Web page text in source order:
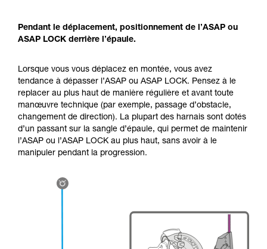
Pendant le déplacement, positionnement de l’ASAP ou
ASAP LOCK derrière l’épaule.
Lorsque vous vous déplacez en montée, vous avez
tendance à dépasser l’ASAP ou ASAP LOCK. Pensez à le
replacer au plus haut de manière régulière et avant toute
manœuvre technique (par exemple, passage d’obstacle,
changement de direction). La plupart des harnais sont dotés
d’un passant sur la sangle d’épaule, qui permet de maintenir
l’ASAP ou l’ASAP LOCK au plus haut, sans avoir à le
manipuler pendant la progression.